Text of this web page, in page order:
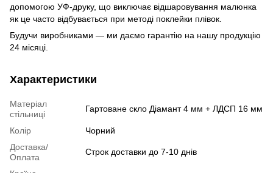
допомогою УФ-друку, що виключає відшаровування малюнка
як це часто відбувається при методі поклейки плівок.
Будучи виробниками — ми даємо гарантію на нашу продукцію
24 місяці.
Характеристики
Матеріал
стільниці
Гартоване скло Діамант 4 мм + ЛДСП 16 мм
Колір
Чорний
Доставка/
Оплата
Строк доставки до 7-10 днів